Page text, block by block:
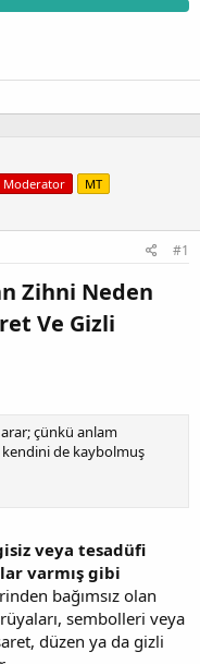
Moderator MT
#1
Zihni Neden
Ve Gizli
çünkü anlam
kendini de kaybolmuş
veya tesadüfi
varmış gibi
bağımsız olan
sembolleri veya
düzen ya da gizli